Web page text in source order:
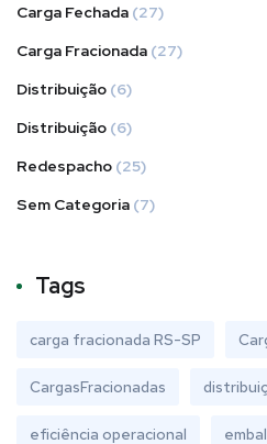
Carga Fechada (27)
Carga Fracionada (27)
Distribuição (6)
Distribuição (6)
Redespacho (25)
Sem Categoria (7)
Tags
carga fracionada RS-SP
CargasFracionadas
eficiência operacional